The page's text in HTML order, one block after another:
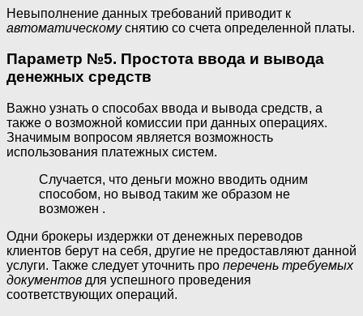
Невыполнение данных требований приводит к
автоматическомуснятию со счета определенной платы.
Параметр №5. Простота ввода и вывода
денежных средств
Важно узнать о способах ввода и вывода средств, а
также о возможной комиссии при данных операциях.
Значимым вопросом является возможность
использования платежных систем.
Случается, что деньги можно вводить одним
способом, но вывод таким же образом не
возможен .
Одни брокеры издержки от денежных переводов
клиентов берут на себя, другие не предоставляют данной
услуги. Также следует уточнить про перечень требуемых
документов для успешного проведения
соответствующих операций.